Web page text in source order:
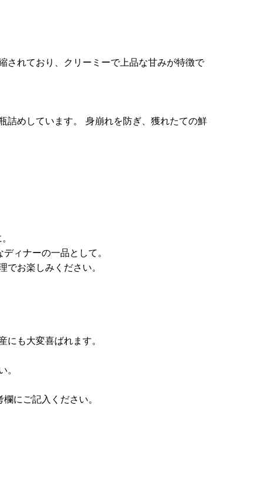
されており、クリーミーで上品な甘みが特徴で
詰めしています。 身崩れを防ぎ、獲れたての鮮
ィナーの一品として。
お楽しみください。
も大変喜ばれます。
。
にご記入ください。